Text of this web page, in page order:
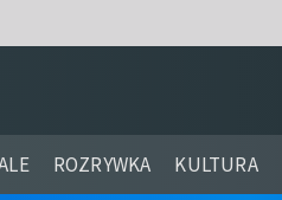
ROZRYWKA KULTURA